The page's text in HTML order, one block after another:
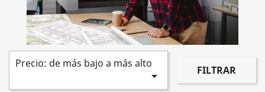
Precio: de más bajo a más alto
 FILTRAR